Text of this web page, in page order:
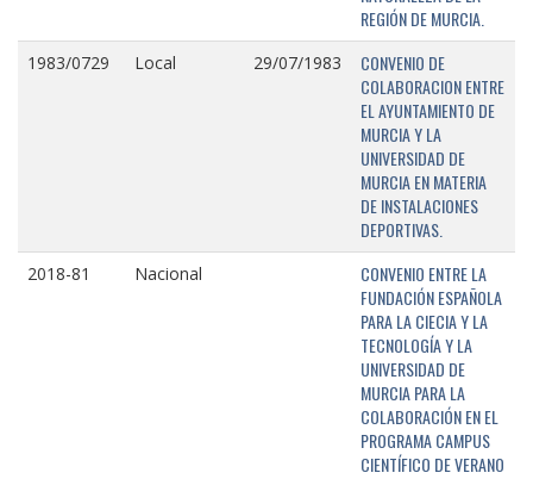
REGIÓN DE MURCIA.
1983/0729 Local 29/07/1983
CONVENIO DE
COLABORACION ENTRE
EL AYUNTAMIENTO DE
MURCIA Y LA
UNIVERSIDAD DE
MURCIA EN MATERIA
DE INSTALACIONES
DEPORTIVAS.
2018-81 Nacional
CONVENIO ENTRE LA
FUNDACIÓN ESPAÑOLA
PARA LA CIECIA Y LA
TECNOLOGÍA Y LA
UNIVERSIDAD DE
MURCIA PARA LA
COLABORACIÓN EN EL
PROGRAMA CAMPUS
CIENTÍFICO DE VERANO